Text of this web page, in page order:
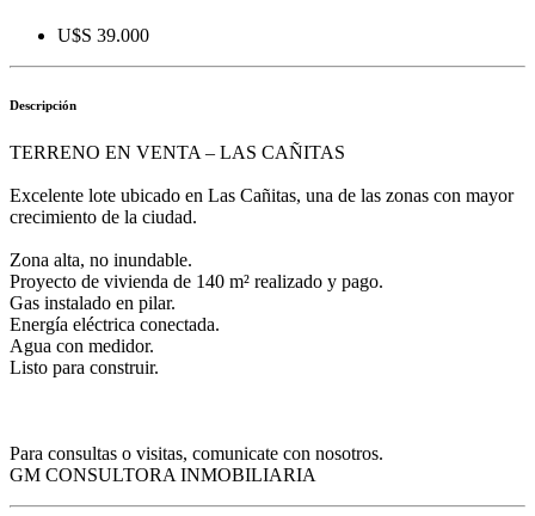
U$S 39.000
Descripción
TERRENO EN VENTA – LAS CAÑITAS
Excelente lote ubicado en Las Cañitas, una de las zonas con mayor
crecimiento de la ciudad.
Zona alta, no inundable.
Proyecto de vivienda de 140 m² realizado y pago.
Gas instalado en pilar.
Energía eléctrica conectada.
Agua con medidor.
Listo para construir.
Para consultas o visitas, comunicate con nosotros.
GM CONSULTORA INMOBILIARIA